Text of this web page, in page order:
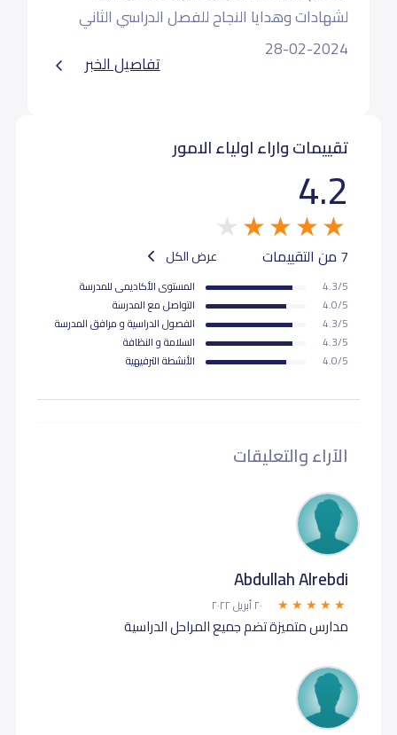
لشهادات وهدايا النجاح للفصل الدراسي الثاني
مجمع القصيم التعليمي | مسار وطني
28-02-2024
تفاصيل الخبر
تقييمات واراء اولياء الامور
4.2
7 من التقييمات عرض الكل
4.3/5
المستوى اﻷكاديمى للمدرسة
4.0/5
التواصل مع المدرسة
4.3/5
الفصول الدراسية و مرافق المدرسة
4.3/5
السلامة و النظافة
4.0/5
اﻷنشطة الترفيهية
الآراء والتعليقات
Abdullah Alrebdi
٢٠ أبريل ٢٠٢٢
مدارس متميزة تضم جميع المراحل الدراسية